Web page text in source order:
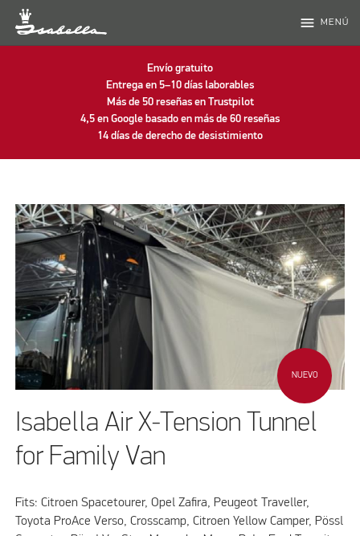
menu MENÚ
Envío gratuito
Entrega en 5–10 días laborables
Más de 50 reseñas en Trustpilot
4,5 en Google basado en más de 60 reseñas
14 días de derecho de desistimiento
NUEVO
Isabella Air X-Tension Tunnel
for Family Van
Fits: Citroen Spacetourer, Opel Zafira, Peugeot Traveller,
Toyota ProAce Verso, Crosscamp, Citroen Yellow Camper, Pössl